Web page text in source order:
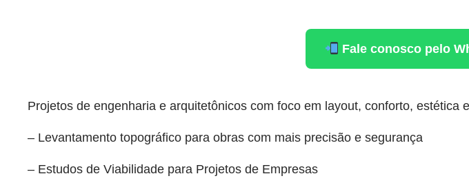
Fale conosco pelo
Projetos de engenharia e arquitetônicos com foco em layout, conforto,
– Levantamento topográfico para obras com mais precisão e segurança
– Estudos de Viabilidade para Projetos de Empresas